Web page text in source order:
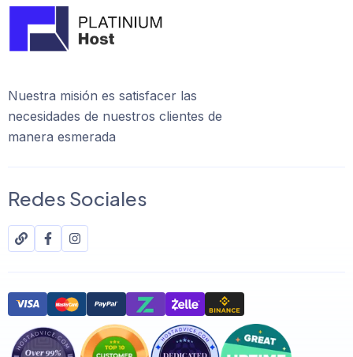
Nuestra misión es satisfacer las
necesidades de nuestros clientes de
manera esmerada
Redes Sociales